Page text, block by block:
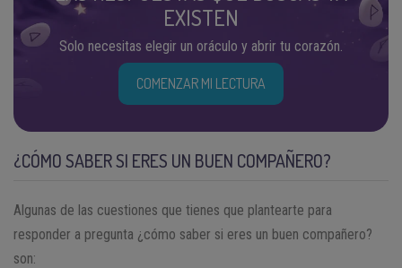
EXISTEN
Solo necesitas elegir un oráculo y abrir tu corazón.
COMENZAR MI LECTURA
¿CÓMO SABER SI ERES UN BUEN COMPAÑERO?
Algunas de las cuestiones que tienes que plantearte para
responder a pregunta ¿cómo saber si eres un buen compañero?
son: